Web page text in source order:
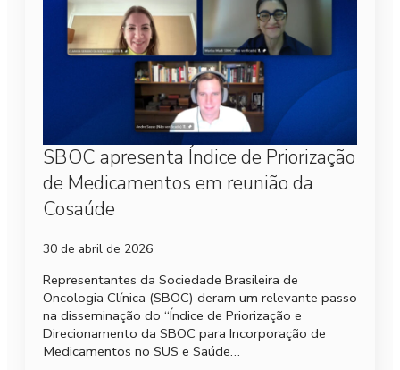
SBOC apresenta Índice de Priorização
de Medicamentos em reunião da
Cosaúde
30 de abril de 2026
Representantes da Sociedade Brasileira de
Oncologia Clínica (SBOC) deram um relevante passo
na disseminação do “Índice de Priorização e
Direcionamento da SBOC para Incorporação de
Medicamentos no SUS e Saúde…